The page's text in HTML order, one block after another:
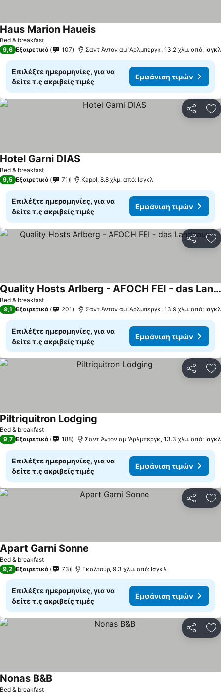
Bed & breakfast
Haus Marion HaueisΕμφάνιση τιμών
9,6 Εξαιρετικό 107 Σαντ Άντον αμ 'Αρλμπεργκ, 13.2 χλμ. από: Ισγκλ
Επιλέξτε ημερομηνίες, για να
δείτε τις ακριβείς τιμές
Εμφάνιση τιμών
Bed & breakfast
Hotel Garni DIAS
9,5 Εξαιρετικό 71 Kappl, 8.8 χλμ. από: Ισγκλ
Επιλέξτε ημερομηνίες, για να
δείτε τις ακριβείς τιμές
Εμφάνιση τιμών
Bed & breakfast
Quality Hosts Arlberg - AFOCH FEI - das Landhaus
Εμφάνιση τιμών
9,1 Εξαιρετικό 201 Σαντ Άντον αμ 'Αρλμπεργκ, 13.9 χλμ. από: Ισγκλ
Επιλέξτε ημερομηνίες, για να
δείτε τις ακριβείς τιμές
Εμφάνιση τιμών
Bed & breakfast
Piltriquitron Lodging
9,7 Εξαιρετικό 188 Σαντ Άντον αμ 'Αρλμπεργκ, 13.3 χλμ. από: Ισγκλ
Επιλέξτε ημερομηνίες, για να
δείτε τις ακριβείς τιμές
Εμφάνιση τιμών
Bed & breakfast
Apart Garni Sonne
9,2 Εξαιρετικό 73 Γκαλτούρ, 9.3 χλμ. από: Ισγκλ
Επιλέξτε ημερομηνίες, για να
δείτε τις ακριβείς τιμές
Εμφάνιση τιμών
Bed & breakfast
Nonas B&BΕμφάνιση τιμών